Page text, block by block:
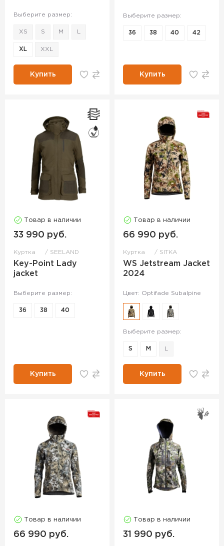
Выберите размер:
XS S M
XL XXL
Купить
Выберите размер:
36 38 40 42
Купить
Товар в наличии
33 990 руб.
Куртка SEELAND
Key-Point Lady
jacket
Выберите размер:
36 38 40
Купить
Товар в наличии
66 990 руб.
Куртка SITKA
WS Jetstream Jacket
2024
Цвет: Optifade Subalpine
Выберите размер:
S M
Купить
Товар в наличии
66 990 руб.
Товар в наличии
31 990 руб.